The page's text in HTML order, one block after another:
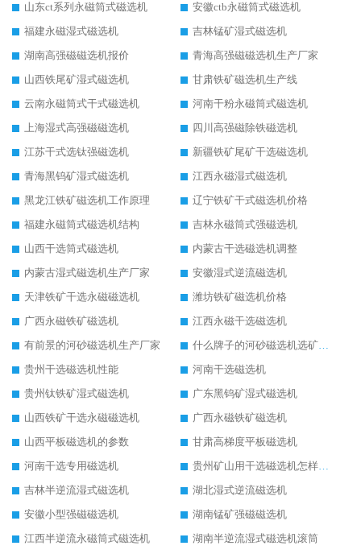
山东ct系列永磁筒式磁选机
安徽ctb永磁筒式磁选机
福建永磁湿式磁选机
吉林锰矿湿式磁选机
湖南高强磁磁选机报价
青海高强磁磁选机生产厂家
山西铁尾矿湿式磁选机
甘肃铁矿磁选机生产线
云南永磁筒式干式磁选机
河南干粉永磁筒式磁选机
上海湿式高强磁磁选机
四川高强磁除铁磁选机
江苏干式选钛强磁选机
新疆铁矿尾矿干选磁选机
青海黑钨矿湿式磁选机
江西永磁湿式磁选机
黑龙江铁矿磁选机工作原理
辽宁铁矿干式磁选机价格
福建永磁筒式磁选机结构
吉林永磁筒式强磁选机
山西干选筒式磁选机
内蒙古干选磁选机调整
内蒙古湿式磁选机生产厂家
安徽湿式逆流磁选机
天津铁矿干选永磁磁选机
潍坊铁矿磁选机价格
广西永磁铁矿磁选机
江西永磁干选磁选机
有前景的河砂磁选机生产厂家
什么牌子的河砂磁选机选矿效果好
贵州干选磁选机性能
河南干选磁选机
贵州钛铁矿湿式磁选机
广东黑钨矿湿式磁选机
山西铁矿干选永磁磁选机
广西永磁铁矿磁选机
山西平板磁选机的参数
甘肃高梯度平板磁选机
河南干选专用磁选机
贵州矿山用干选磁选机怎样调磁
吉林半逆流湿式磁选机
湖北湿式逆流磁选机
安徽小型强磁磁选机
湖南锰矿强磁磁选机
江西半逆流永磁筒式磁选机
湖南半逆流湿式磁选机滚筒